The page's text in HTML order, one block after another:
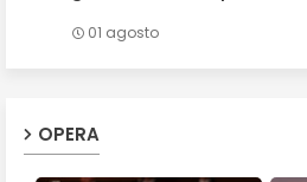
01 agosto
OPERA